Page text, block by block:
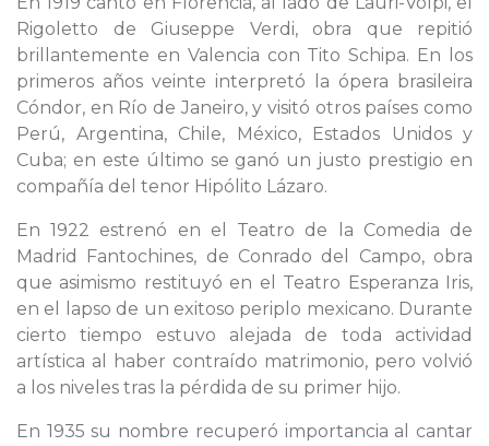
Rigoletto de Giuseppe Verdi, obra que repitió
brillantemente en Valencia con Tito Schipa. En los
primeros años veinte interpretó la ópera brasileira
Cóndor, en Río de Janeiro, y visitó otros países como
Perú, Argentina, Chile, México, Estados Unidos y
Cuba; en este último se ganó un justo prestigio en
compañía del tenor Hipólito Lázaro.
En 1922 estrenó en el Teatro de la Comedia de
Madrid Fantochines, de Conrado del Campo, obra
que asimismo restituyó en el Teatro Esperanza Iris,
en el lapso de un exitoso periplo mexicano. Durante
cierto tiempo estuvo alejada de toda actividad
artística al haber contraído matrimonio, pero volvió
a los niveles tras la pérdida de su primer hijo.
En 1935 su nombre recuperó importancia al cantar